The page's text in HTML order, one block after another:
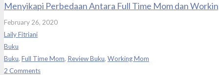
Menyikapi Perbedaan Antara Full Time Mom dan
February 26, 2020
Laily Fitriani
Buku
Buku, Full Time Mom, Review Buku, Working Mom
2 Comments